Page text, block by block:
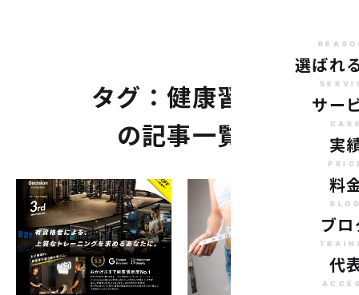
選ばれ
サー
実
料
ブロ
代
タグ：健康習慣
の記事一覧